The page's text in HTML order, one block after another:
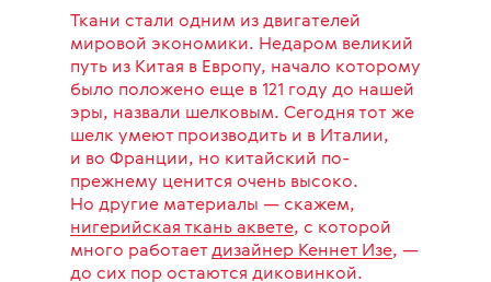
Ткани стали одним из двигателей
мировой экономики. Недаром великий
путь из Китая в Европу, начало которому
было положено еще в 121 году до нашей
эры, назвали шелковым. Сегодня тот же
шелк умеют производить и в Италии,
и во Франции, но китайский по-
прежнему ценится очень высоко.
Но другие материалы — скажем,
нигерийская ткань аквете, с которой
много работаетдизайнер Кеннет Изе, —
до сих пор остаются диковинкой.